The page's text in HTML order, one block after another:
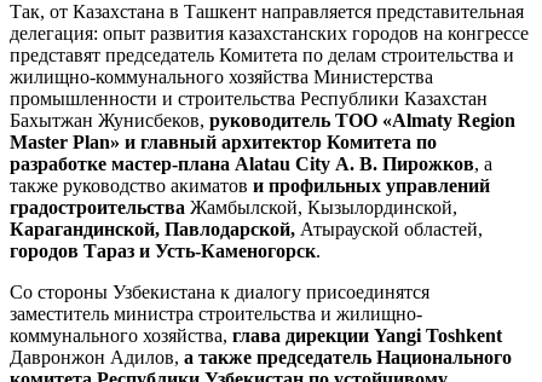
Так, от Казахстана в Ташкент направляется представительная
делегация: опыт развития казахстанских городов на конгрессе
представят председатель Комитета по делам строительства и
жилищно-коммунального хозяйства Министерства
промышленности и строительства Республики Казахстан
Бахытжан Жунисбеков, руководитель ТОО «Almaty Region
Master Plan» и главный архитектор Комитета по
разработке мастер-плана Alatau City А. В. Пирожков, а
также руководство акиматов и профильных управлений
градостроительства Жамбылской, Кызылординской,
Карагандинской, Павлодарской, Атырауской областей,
городов Тараз и Усть-Каменогорск.
Со стороны Узбекистана к диалогу присоединятся
заместитель министра строительства и жилищно-
коммунального хозяйства, глава дирекции Yangi Toshkent
Давронжон Адилов, а также председатель Национального